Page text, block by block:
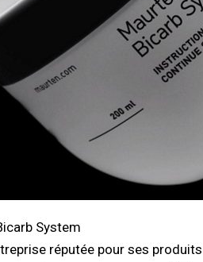
System
réputée pour ses